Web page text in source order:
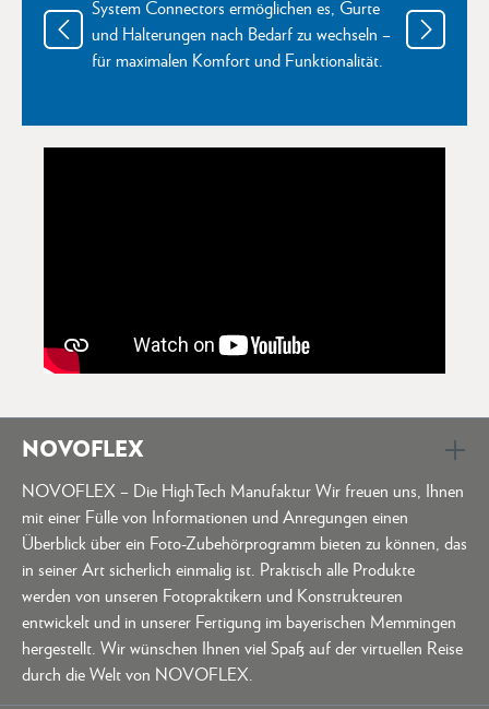
System Connectors ermöglichen es, Gurte
und Halterungen nach Bedarf zu wechseln –
für maximalen Komfort und Funktionalität.
NOVOFLEX
NOVOFLEX – Die HighTech Manufaktur Wir freuen uns, Ihnen
mit einer Fülle von Informationen und Anregungen einen
Überblick über ein Foto-Zubehörprogramm bieten zu können, das
in seiner Art sicherlich einmalig ist. Praktisch alle Produkte
werden von unseren Fotopraktikern und Konstrukteuren
entwickelt und in unserer Fertigung im bayerischen Memmingen
hergestellt. Wir wünschen Ihnen viel Spaß auf der virtuellen Reise
durch die Welt von NOVOFLEX.